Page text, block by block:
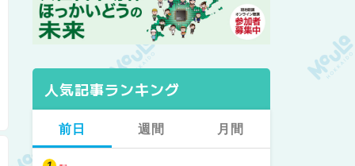
人気記事ランキング
前日 週間 月間